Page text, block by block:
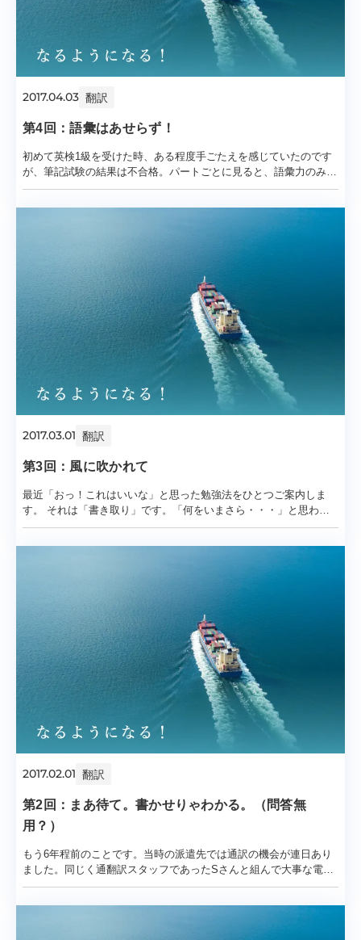
2017.04.03 翻訳
第4回：語彙はあせらず！
初めて英検1級を受けた時、ある程度手ごたえを感じていたのです
が、筆記試験の結果は不合格。パートごとに見ると、語彙力のみが
基準点に達していないようでした。当然そこ
2017.03.01 翻訳
第3回：風に吹かれて
最近「おっ！これはいいな」と思った勉強法をひとつご案内しま
す。 それは「書き取り」です。「何をいまさら・・・」と思われ
るかもしれませんが、単純な作業を若干アレン
2017.02.01 翻訳
第2回：まあ待て。書かせりゃわかる。（問答無
用？）
もう6年程前のことです。当時の派遣先では通訳の機会が連日あり
ました。同じく通翻訳スタッフであったSさんと組んで大事な電話
会議に出席した時のことです。相手側（ＵＳ